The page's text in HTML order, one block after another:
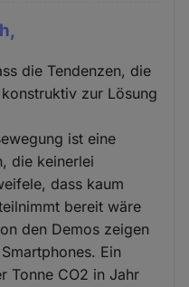
die Tendenzen, die
zur Lösung
ist eine
die keinerlei
dass kaum
bereit wäre
den Demos zeigen
Ein
Tonne CO2 in Jahr